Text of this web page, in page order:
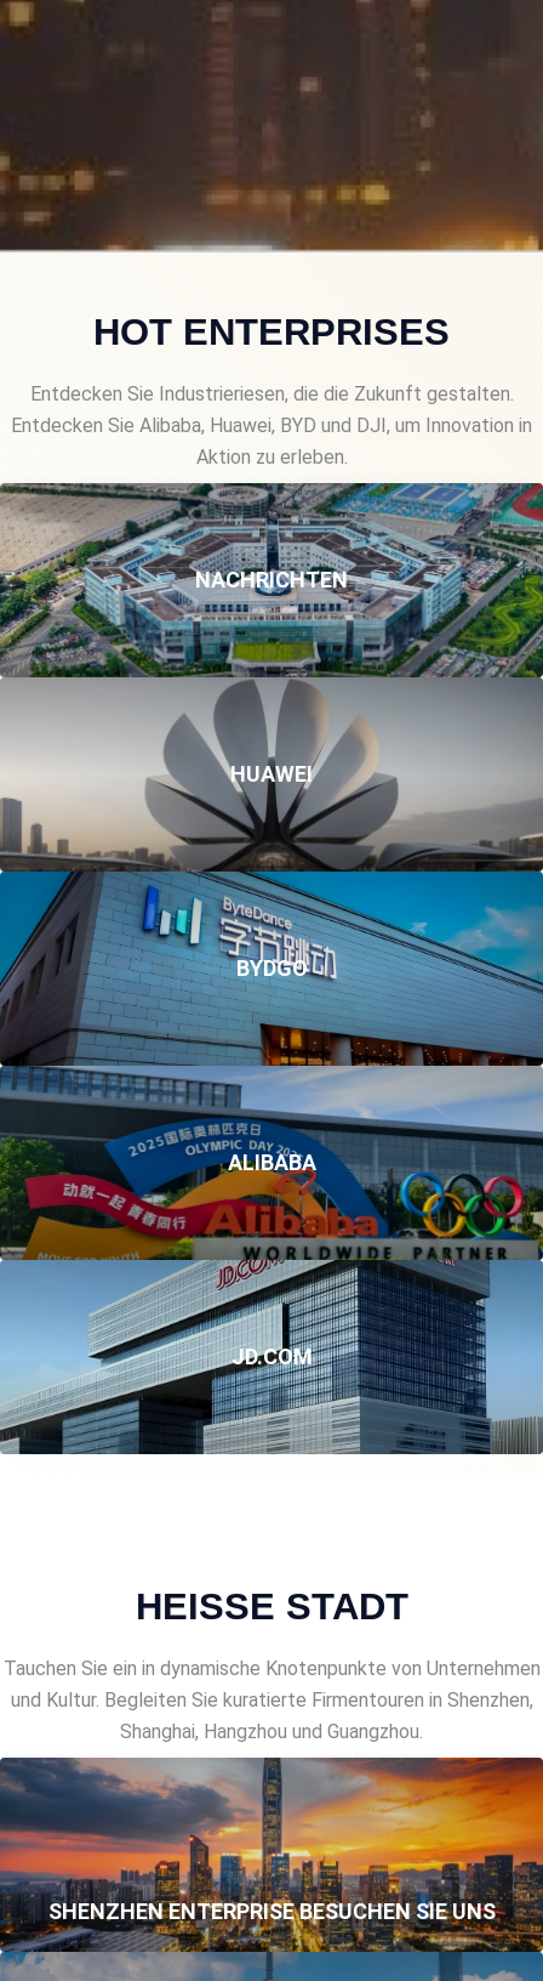
HOT ENTERPRISES
Entdecken Sie Industrieriesen, die die Zukunft gestalten.
Entdecken Sie Alibaba, Huawei, BYD und DJI, um Innovation in
Aktion zu erleben.
NACHRICHTEN
HUAWEI
BYDGO
ALIBABA
JD.COM
HEISSE STADT
Tauchen Sie ein in dynamische Knotenpunkte von Unternehmen
und Kultur. Begleiten Sie kuratierte Firmentouren in Shenzhen,
Shanghai, Hangzhou und Guangzhou.
SHENZHEN ENTERPRISE BESUCHEN SIE UNS